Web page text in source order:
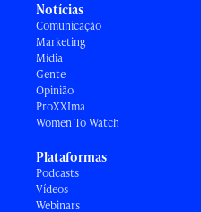
Notícias
Comunicação
Marketing
Mídia
Gente
Opinião
ProXXIma
Women To Watch
Plataformas
Podcasts
Vídeos
Webinars